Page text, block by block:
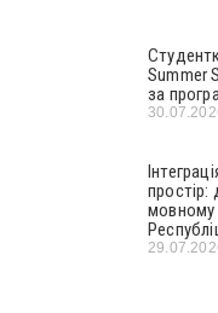
Summer
за
простір:
мовному